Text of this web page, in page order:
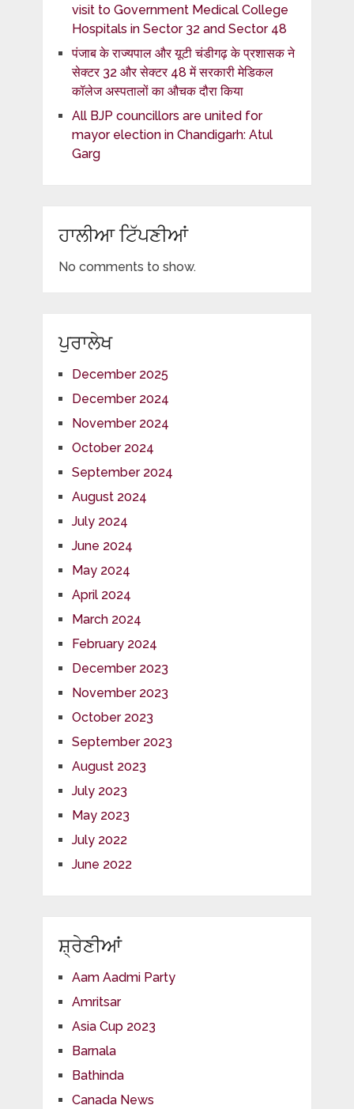
visit to Government Medical College
Hospitals in Sector 32 and Sector 48
पंजाब के राज्यपाल और यूटी चंडीगढ़ के प्रशासक ने
सेक्टर 32 और सेक्टर 48 में सरकारी मेडिकल
कॉलेज अस्पतालों का औचक दौरा किया
All BJP councillors are united for
mayor election in Chandigarh: Atul
Garg
ਹਾਲੀਆ ਟਿੱਪਣੀਆਂ
No comments to show.
ਪੁਰਾਲੇਖ
December 2025
December 2024
November 2024
October 2024
September 2024
August 2024
July 2024
June 2024
May 2024
April 2024
March 2024
February 2024
December 2023
November 2023
October 2023
September 2023
August 2023
July 2023
May 2023
July 2022
June 2022
ਸ਼੍ਰੇਣੀਆਂ
Aam Aadmi Party
Amritsar
Asia Cup 2023
Barnala
Bathinda
Canada News